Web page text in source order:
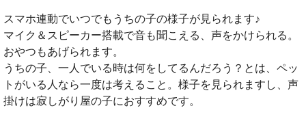
スマホ連動でいつでもうちの子の様子が見られます♪
マイク＆スピーカー搭載で音も聞こえる、声をかけられる。
おやつもあげられます。
うちの子、一人でいる時は何をしてるんだろう？とは、ペッ
トがいる人なら一度は考えること。様子を見られますし、声
掛けは寂しがり屋の子におすすめです。